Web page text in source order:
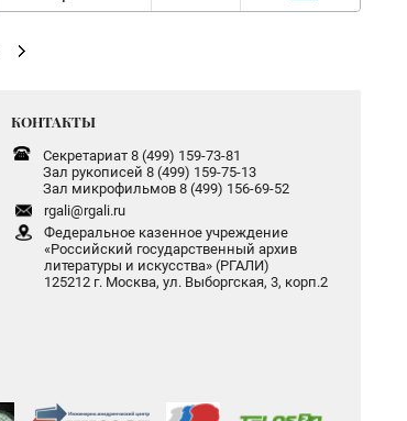
КОНТАКТЫ
Секретариат 8 (499) 159-73-81
Зал рукописей 8 (499) 159-75-13
Зал микрофильмов 8 (499) 156-69-52
rgali@rgali.ru
Федеральное казенное учреждение
«Российский государственный архив
литературы и искусства» (РГАЛИ)
125212 г. Москва, ул. Выборгская, 3, корп.2